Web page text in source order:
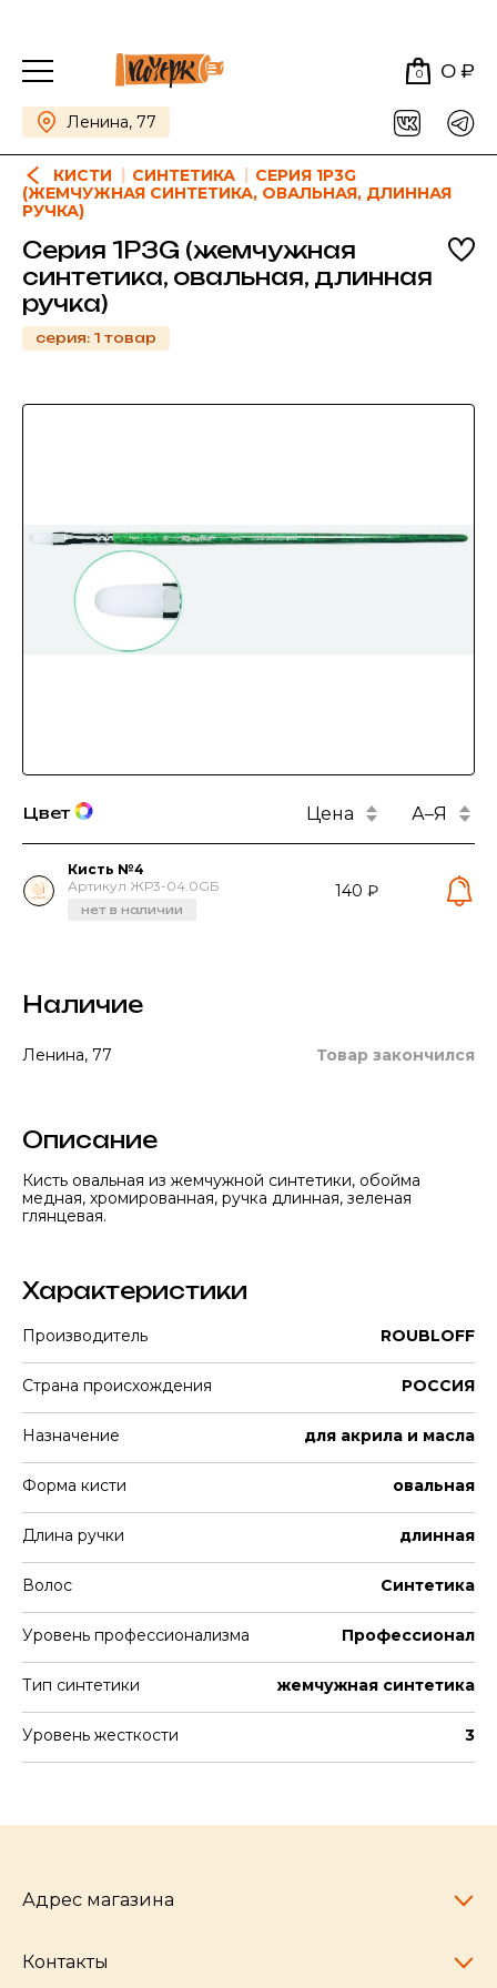
0 0 ₽
Ленина, 77
КИСТИ СИНТЕТИКА
СЕРИЯ 1P3G
(ЖЕМЧУЖНАЯ СИНТЕТИКА, ОВАЛЬНАЯ, ДЛИННАЯ
РУЧКА)
Серия 1P3G (жемчужная
синтетика, овальная, длинная
ручка)
серия: 1 товар
Цвет Цена А–Я
Кисть №4
Артикул ЖР3-04.0GБ
нет в наличии
140 ₽
Наличие
Ленина, 77 Товар закончился
Описание
Кисть овальная из жемчужной синтетики, обойма
медная, хромированная, ручка длинная, зеленая
глянцевая.
Характеристики
Производитель ROUBLOFF
Страна происхождения РОССИЯ
Назначение для акрила и масла
Форма кисти овальная
Длина ручки длинная
Волос Синтетика
Уровень профессионализма Профессионал
Тип синтетики жемчужная синтетика
Уровень жесткости 3
Адрес магазина
Челябинск,
Контакты